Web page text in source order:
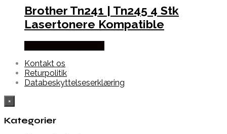
Brother Tn241 | Tn245 4 Stk
Lasertonere Kompatible
Kontakt os
Returpolitik
Databeskyttelseserklæring
×
Kategorier